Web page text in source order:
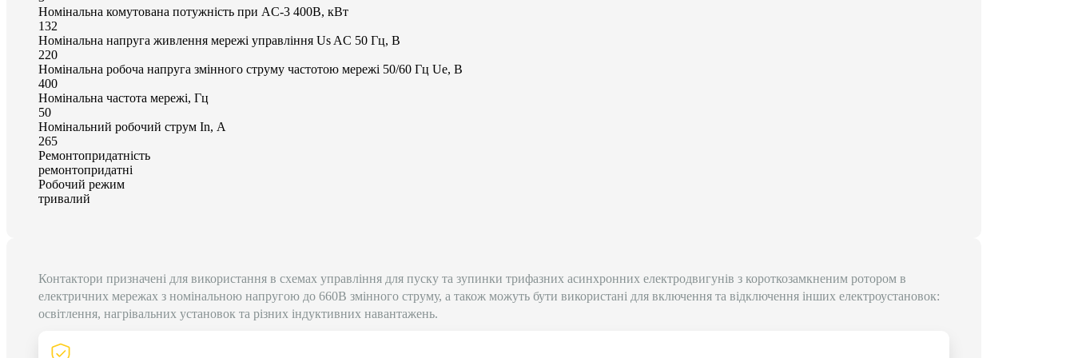
Номінальна комутована потужність при AC-3 400В, кВт
132
Номінальна напруга живлення мережі управління Us AC 50 Гц, В
220
Номінальна робоча напруга змінного струму частотою мережі 50/60 Гц Ue, В
400
Номінальна частота мережі, Гц
50
Номінальний робочий струм In, А
265
Ремонтопридатність
ремонтопридатні
Робочий режим
тривалий
Контактори призначені для використання в схемах управління для пуску та зупинки трифазних асинхронних електродвигунів з короткозамкненим ротором в
електричних мережах з номінальною напругою до 660В змінного струму, а також можуть бути використані для включення та відключення інших електроустановок:
освітлення, нагрівальних установок та різних індуктивних навантажень.